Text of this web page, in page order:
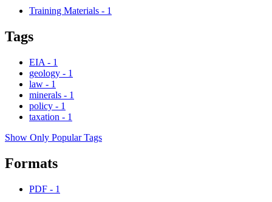
Training Materials - 1
Tags
EIA - 1
geology - 1
law - 1
minerals - 1
policy - 1
taxation - 1
Show Only Popular Tags
Formats
PDF - 1